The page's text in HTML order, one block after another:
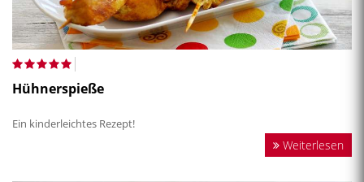
Hühnerspieße
Ein kinderleichtes Rezept!
Weiterlesen